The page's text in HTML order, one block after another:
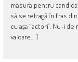
măsură pentru
să se retragă în fras
cu aşa “actori”. Nu-i
valoare… )